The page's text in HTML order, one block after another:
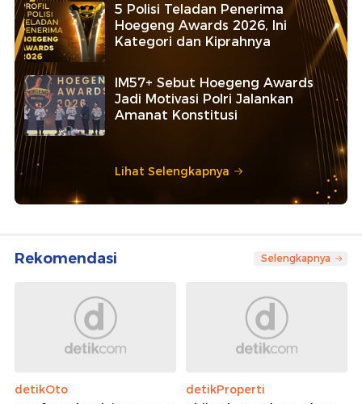
5 Polisi Teladan Penerima
Hoegeng Awards 2026, Ini
Kategori dan Kiprahnya
IM57+ Sebut Hoegeng Awards
Jadi Motivasi Polri Jalankan
Amanat Konstitusi
Lihat Selengkapnya
Rekomendasi Selengkapnya
detikOto
detikProperti